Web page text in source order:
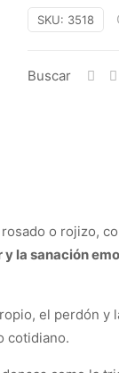
cantidad
SKU: 3518
Buscar
o rojizo,
la sanación
el perdón y
cotidiano.